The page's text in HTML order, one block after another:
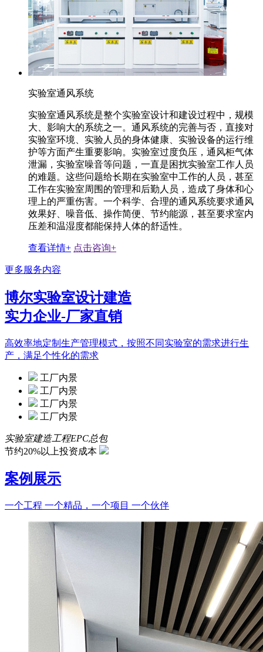
实验室通风系统
实验室通风系统是整个实验室设计和建设过程中，规模
大、影响大的系统之一。通风系统的完善与否，直接对
实验室环境、实验人员的身体健康、实验设备的运行维
护等方面产生重要影响。实验室过度负压，通风柜气体
泄漏，实验室噪音等问题，一直是困扰实验室工作人员
的难题。这些问题给长期在实验室中工作的人员，甚至
工作在实验室周围的管理和后勤人员，造成了身体和心
理上的严重伤害。一个科学、合理的通风系统要求通风
效果好、噪音低、操作简便、节约能源，甚至要求室内
压差和温湿度都能保持人体的舒适性。
查看详情+ 点击咨询+
更多服务内容
博尔实验室设计建造
实力企业-厂家直销
高效率地定制生产管理模式，按照不同实验室的需求进行生
产，满足个性化的需求
工厂内景
工厂内景
工厂内景
工厂内景
实验室建造工程EPC总包
节约20%以上投资成本
案例展示
一个工程 一个精品，一个项目 一个伙伴